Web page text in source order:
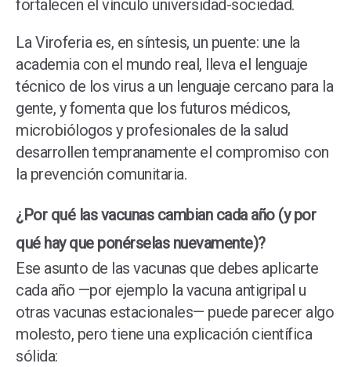
fortalecen el vínculo universidad-sociedad.
La Viroferia es, en síntesis, un puente: une la
academia con el mundo real, lleva el lenguaje
técnico de los virus a un lenguaje cercano para la
gente, y fomenta que los futuros médicos,
microbiólogos y profesionales de la salud
desarrollen tempranamente el compromiso con
la prevención comunitaria.
¿Por qué las vacunas cambian cada año (y por
qué hay que ponérselas nuevamente)?
Ese asunto de las vacunas que debes aplicarte
cada año —por ejemplo la vacuna antigripal u
otras vacunas estacionales— puede parecer algo
molesto, pero tiene una explicación científica
sólida: